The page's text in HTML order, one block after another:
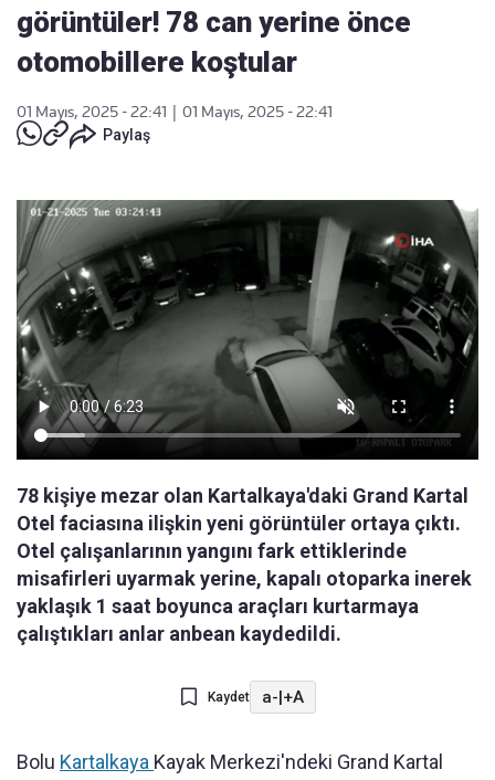
görüntüler! 78 can yerine önce
otomobillere koştular
01 Mayıs, 2025 - 22:41
01 Mayıs, 2025 - 22:41
Paylaş
78 kişiye mezar olan Kartalkaya'daki Grand Kartal
Otel faciasına ilişkin yeni görüntüler ortaya çıktı.
Otel çalışanlarının yangını fark ettiklerinde
misafirleri uyarmak yerine, kapalı otoparka inerek
yaklaşık 1 saat boyunca araçları kurtarmaya
çalıştıkları anlar anbean kaydedildi.
Kaydet a-|+A
Bolu Kartalkaya Kayak Merkezi'ndeki Grand Kartal